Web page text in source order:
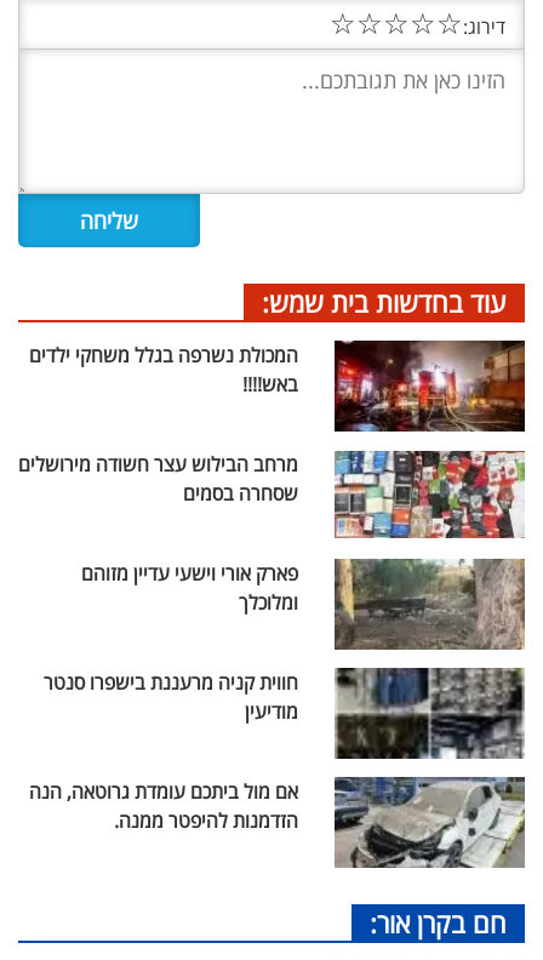
דירוג:☆
☆
☆
☆
☆
עוד בחדשות בית שמש:
המכולת נשרפה בגלל משחקי ילדים
באש!!!!
מרחב הבילוש עצר חשודה מירושלים
שסחרה בסמים
פארק אורי וישעי עדיין מזוהם
ומלוכלך
חווית קניה מרעננת בישפרו סנטר
מודיעין
אם מול ביתכם עומדת גרוטאה, הנה
הזדמנות להיפטר ממנה.
חם בקרן אור: